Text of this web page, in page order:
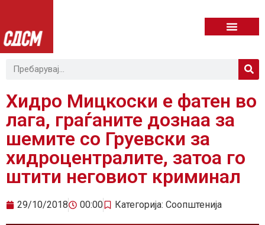
Хидро Мицкоски е фатен во
лага, граѓаните дознаа за
шемите со Груевски за
хидроцентралите, затоа го
штити неговиот криминал
29/10/2018 00:00 Категорија: Соопштенија